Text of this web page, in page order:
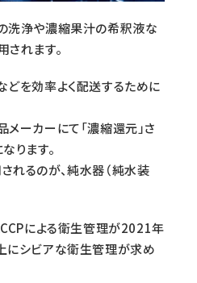
洗浄や濃縮果汁の希釈液な
されます。
を効率よく配送するために
ーカーにて「濃縮還元」さ
ります。
れるのが、純水器（純水装
による衛生管理が2021年
にシビアな衛生管理が求め